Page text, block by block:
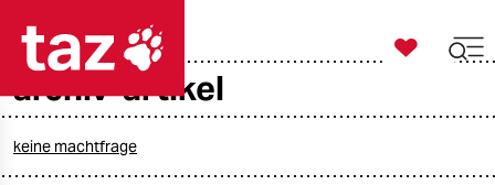

taz zahl ich
archiv-artikel
keine machtfrage